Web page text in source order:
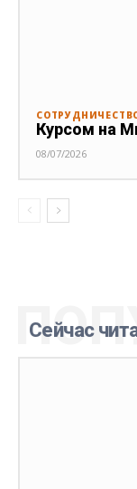
Курсом на
08/07/2026
Сейчас